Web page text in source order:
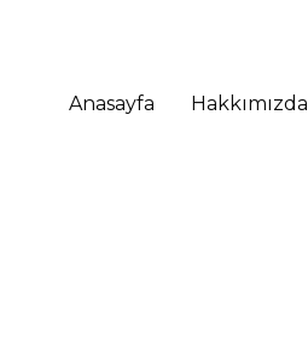
Anasayfa Hakkımızda